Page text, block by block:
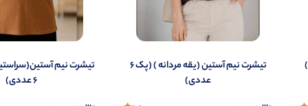
تمایل می‌توانید به صورت ناشناس نیز دیدگاه خود را ثبت کنید.
تیشرت نیم آستین (یقه مردانه ) (پک 6
عددی)
تیشرت نیم
6 عددی)